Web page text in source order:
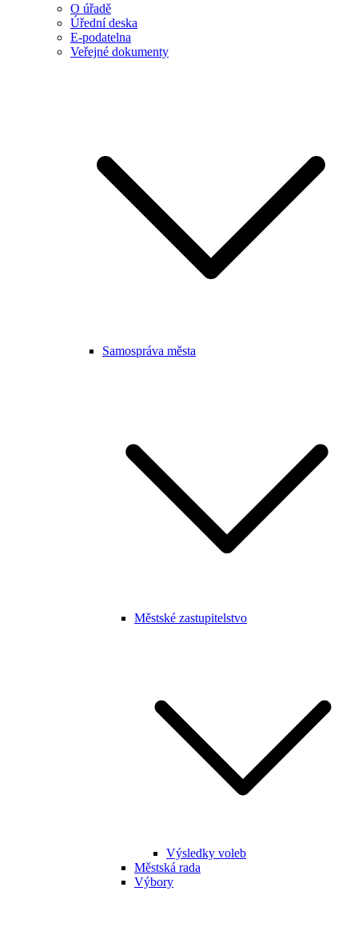
O úřadě
Úřední deska
E-podatelna
Veřejné dokumenty
Samospráva města
Městské zastupitelstvo
Výsledky voleb
Městská rada
Výbory